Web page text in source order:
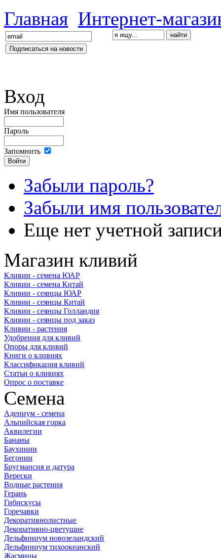
Главная Интернет-
Вход
Имя пользователя
Пароль
Запомнить
Забыли пароль?
Забыли имя
Еще нет учетной
Магазин кливий
Кливии - семена ЮАР
Кливии - семена Китай
Кливии - сеянцы ЮАР
Кливии - сеянцы Китай
Кливии - сеянцы Голландия
Кливии - сеянцы под заказ
Кливии - растения
Удобрения для кливий
Опоры для кливий
Книги о кливиях
Классификация кливий
Статьи о кливиях
Опрос о поставке
Семена
Адениум - семена
Альпийская горка
Аквилегии
Бананы
Баухинии
Бегонии
Бругмансия и датура
Верески
Водные растения
Герань
Гибискусы
Горечавки
Декоративнолистные
Декоративно-цветущие
Дельфиниум новозеландский
Дельфиниум тихоокеанский
Жасмины